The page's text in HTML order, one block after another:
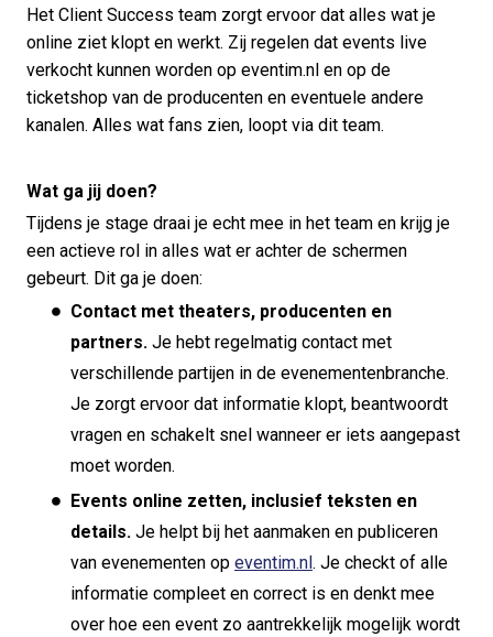
Het Client Success team zorgt ervoor dat alles wat je
online ziet klopt en werkt. Zij regelen dat events live
verkocht kunnen worden op eventim.nl en op de
ticketshop van de producenten en eventuele andere
kanalen. Alles wat fans zien, loopt via dit team.
Wat ga jij doen?
Tijdens je stage draai je echt mee in het team en krijg je
een actieve rol in alles wat er achter de schermen
gebeurt. Dit ga je doen:
Contact met theaters, producenten en
partners. Je hebt regelmatig contact met
verschillende partijen in de evenementenbranche.
Je zorgt ervoor dat informatie klopt, beantwoordt
vragen en schakelt snel wanneer er iets aangepast
moet worden.
Events online zetten, inclusief teksten en
details. Je helpt bij het aanmaken en publiceren
van evenementen op eventim.nl. Je checkt of alle
informatie compleet en correct is en denkt mee
over hoe een event zo aantrekkelijk mogelijk wordt